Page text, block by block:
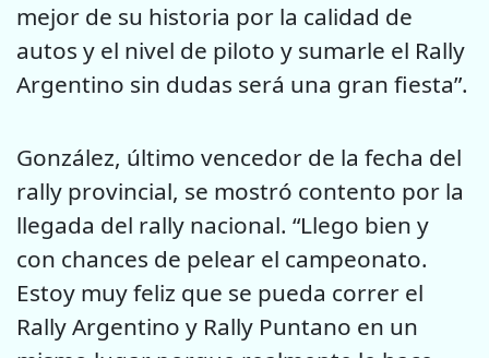
mejor de su historia por la calidad de
autos y el nivel de piloto y sumarle el Rally
Argentino sin dudas será una gran fiesta”.
González, último vencedor de la fecha del
rally provincial, se mostró contento por la
llegada del rally nacional. “Llego bien y
con chances de pelear el campeonato.
Estoy muy feliz que se pueda correr el
Rally Argentino y Rally Puntano en un